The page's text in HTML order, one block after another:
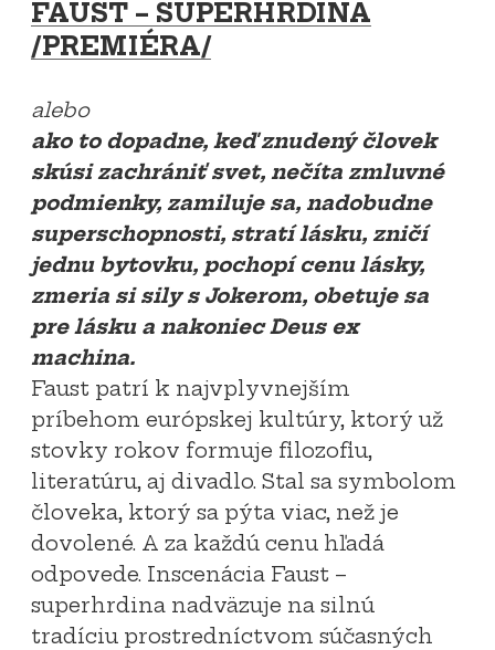
FAUST – SUPERHRDINA
/PREMIÉRA/
alebo
ako to dopadne, keď znudený človek
skúsi zachrániť svet, nečíta zmluvné
podmienky, zamiluje sa, nadobudne
superschopnosti, stratí lásku, zničí
jednu bytovku, pochopí cenu lásky,
zmeria si sily s Jokerom, obetuje sa
pre lásku a nakoniec Deus ex
machina.
Faust patrí k najvplyvnejším
príbehom európskej kultúry, ktorý už
stovky rokov formuje filozofiu,
literatúru, aj divadlo. Stal sa symbolom
človeka, ktorý sa pýta viac, než je
dovolené. A za každú cenu hľadá
odpovede. Inscenácia Faust –
superhrdina nadväzuje na silnú
tradíciu prostredníctvom súčasných